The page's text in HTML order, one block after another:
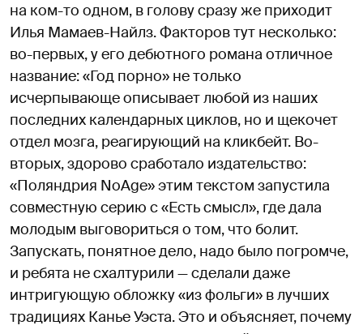
на ком-то одном, в голову сразу же приходит
Илья Мамаев-Найлз. Факторов тут несколько:
во-первых, у его дебютного романа отличное
название: «Год порно» не только
исчерпывающе описывает любой из наших
последних календарных циклов, но и щекочет
отдел мозга, реагирующий на кликбейт. Во-
вторых, здорово сработало издательство:
«Поляндрия NoAge» этим текстом запустила
совместную серию с «Есть смысл», где дала
молодым выговориться о том, что болит.
Запускать, понятное дело, надо было погромче,
и ребята не схалтурили — сделали даже
интригующую обложку «из фольги» в лучших
традициях Канье Уэста. Это и объясняет, почему